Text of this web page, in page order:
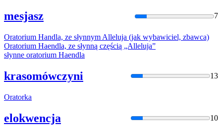
mesjasz 7
Oratorium Handla, ze słynnym Alleluja (jak wybawiciel, zbawca)
Oratorium Haendla, ze słynną częścią „Alleluja”
słynne oratorium Haendla
krasomówczyni 13
Oratorka
elokwencja 10